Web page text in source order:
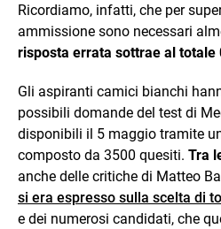
Ricordiamo, infatti, che per
ammissione sono necessari
risposta errata sottrae al totale
Gli aspiranti camici bianchi
possibili domande del test di
disponibili il 5 maggio tramite
composto da 3500 quesiti. Tra
anche delle critiche di Matteo
si era espresso sulla scelta di
e dei numerosi candidati, che